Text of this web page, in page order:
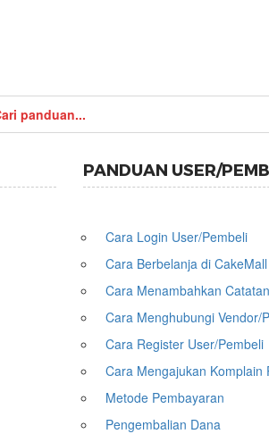
PANDUAN USER/
Cara Login User/Pembeli
Cara Berbelanja di CakeMall
Cara Menambahkan
Cara Menghubungi Vendor/
Cara Register User/Pembeli
Cara Mengajukan Komplain
Metode Pembayaran
Pengembalian Dana